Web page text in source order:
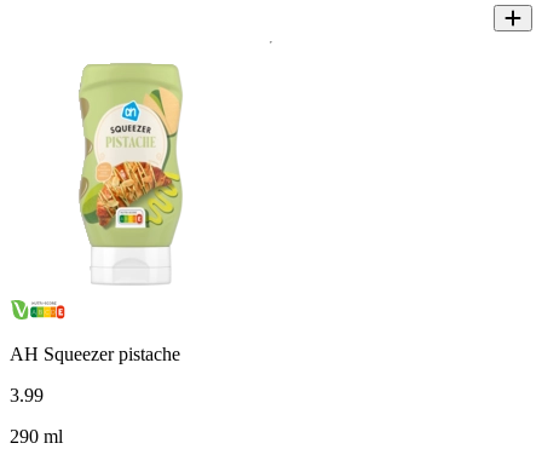
AH Squeezer pistache
3.99
290 ml